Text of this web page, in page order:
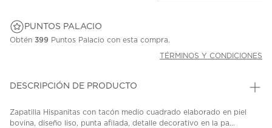
PUNTOS PALACIO
Obtén 399 Puntos Palacio con esta compra.
TÉRMINOS Y CONDICIONES
DESCRIPCIÓN DE PRODUCTO
Zapatilla Hispanitas con tacón medio cuadrado elaborado en piel
bovina, diseño liso, punta afilada, detalle decorativo en la pa...